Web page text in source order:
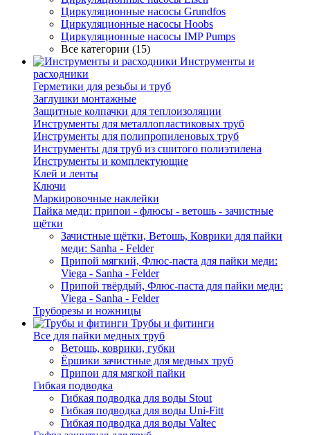
Циркуляционные насосы Grundfos
Циркуляционные насосы Hoobs
Циркуляционные насосы IMP Pumps
Все категории (15)
Инструменты и
расходники
Герметики для резьбы и труб
Заглушки монтажные
Защитные колпачки для теплоизоляции
Инструменты для металлопластиковых труб
Инструменты для полипропиленовых труб
Инструменты для труб из сшитого полиэтилена
Инструменты и комплектующие
Клей и ленты
Ключи
Маркировочные наклейки
Пайка меди: припои - флюсы - ветошь - зачистные
щётки
Зачистные щётки, Ветошь, Коврики для пайки
меди: Sanha - Felder
Припой мягкий, Флюс-паста для пайки меди:
Viega - Sanha - Felder
Припой твёрдый, Флюс-паста для пайки меди:
Viega - Sanha - Felder
Труборезы и ножницы
Трубы и фитинги
Все для пайки медных труб
Ветошь, коврики, губки
Ёршики зачистные для медных труб
Припои для мягкой пайки
Гибкая подводка
Гибкая подводка для воды Stout
Гибкая подводка для воды Uni-Fitt
Гибкая подводка для воды Valtec